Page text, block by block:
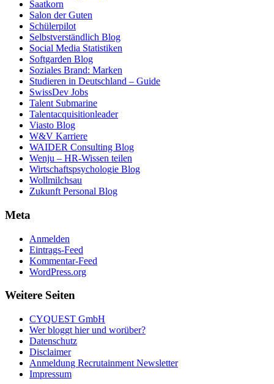
Saatkorn
Salon der Guten
Schülerpilot
Selbstverständlich Blog
Social Media Statistiken
Softgarden Blog
Soziales Brand: Marken
Studieren in Deutschland – Guide
SwissDev Jobs
Talent Submarine
Talentacquisitionleader
Viasto Blog
W&V Karriere
WAIDER Consulting Blog
Wenju – HR-Wissen teilen
Wirtschaftspsychologie Blog
Wollmilchsau
Zukunft Personal Blog
Meta
Anmelden
Eintrags-Feed
Kommentar-Feed
WordPress.org
Weitere Seiten
CYQUEST GmbH
Wer bloggt hier und worüber?
Datenschutz
Disclaimer
Anmeldung Recrutainment Newsletter
Impressum